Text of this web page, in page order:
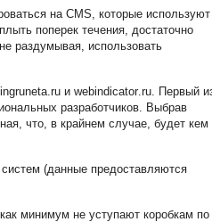
на CMS, которые используют
поперек течения, достаточно
раздумывая, использовать
и webindicator.ru. Первый
разработчиков. Выбрав
что, в крайнем случае, будет кем
(данные предоставляются
минимум не уступают коробкам по